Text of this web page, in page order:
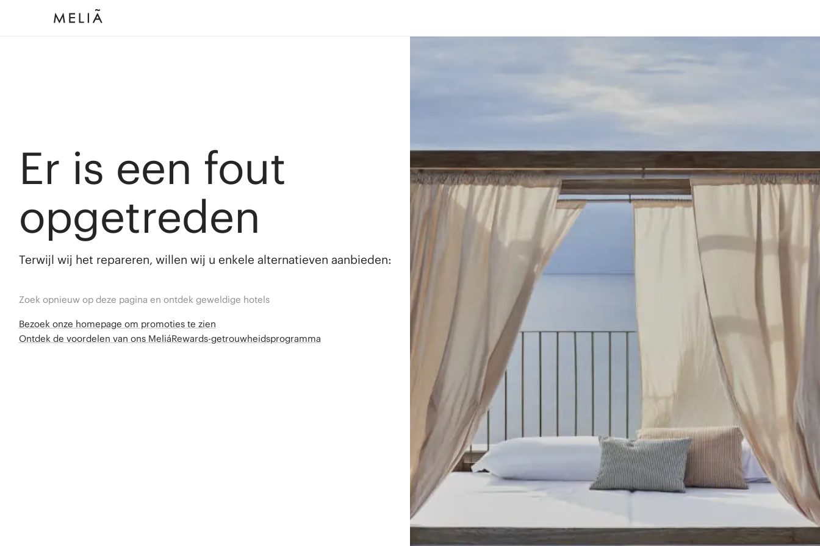
Er is een fout
opgetreden
Terwijl wij het repareren, willen wij u enkele alternatieven aanbieden:
Zoek opnieuw op deze pagina en ontdek geweldige hotels
Bezoek onze homepage om promoties te zien
Ontdek de voordelen van ons MeliáRewards-getrouwheidsprogramma